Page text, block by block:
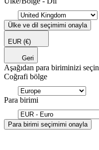
Ülke ve dil seçimimi onayla
EUR (€)
Geri
Aşağıdan para biriminizi seçin
Coğrafi bölge
Para birimi
Para birimi seçimimi onayla